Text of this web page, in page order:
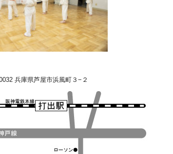
兵庫県芦屋市浜風町３−２